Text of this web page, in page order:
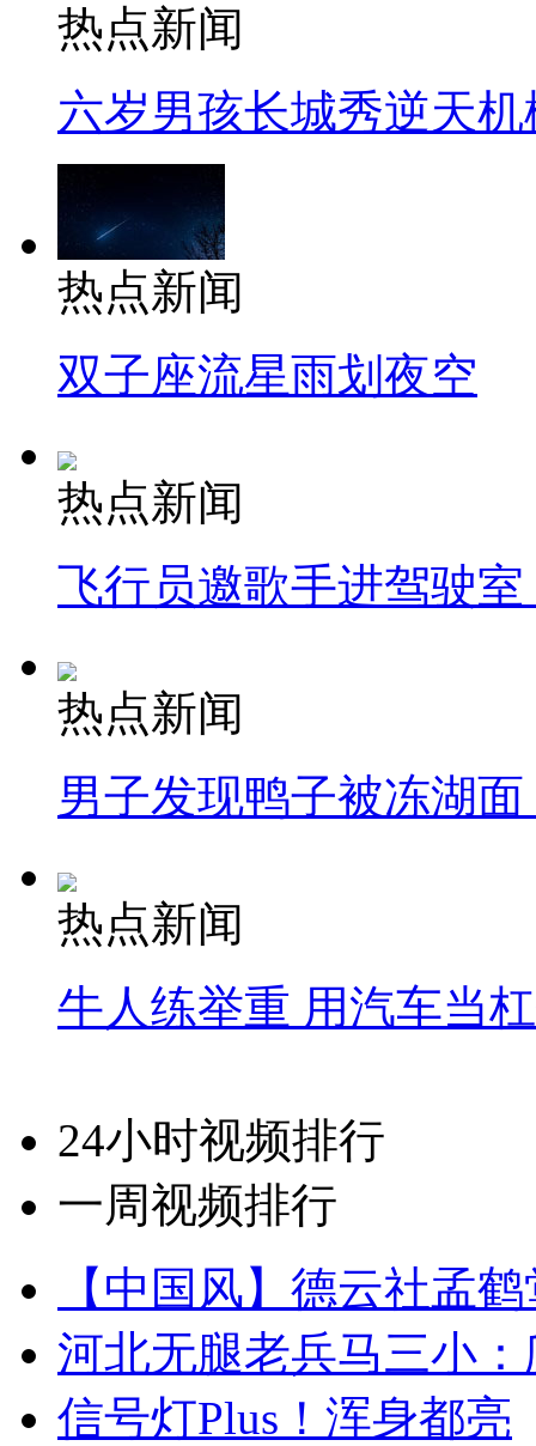
热点新闻
六岁男孩长城秀逆天机
热点新闻
双子座流星雨划夜空
热点新闻
飞行员邀歌手进驾驶
热点新闻
男子发现鸭子被冻湖
热点新闻
牛人练举重 用汽车当
24小时视频排行
一周视频排行
【中国风】德云社孟
河北无腿老兵马三小
信号灯Plus！浑身都亮